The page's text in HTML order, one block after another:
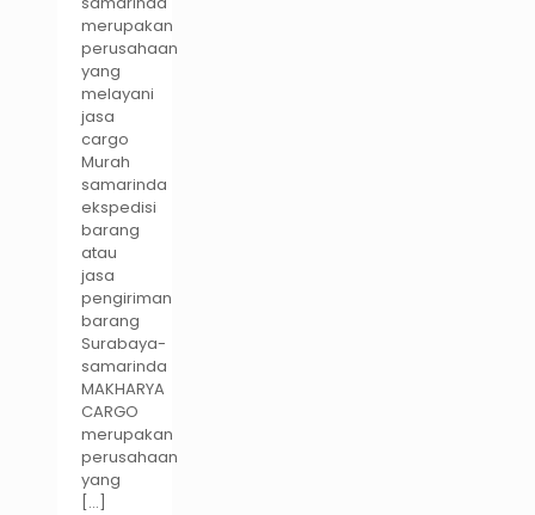
merupakan
perusahaan
yang
melayani
jasa
cargo
Murah
samarinda
ekspedisi
barang
atau
jasa
pengiriman
barang
Surabaya-
samarinda
MAKHARYA
CARGO
merupakan
perusahaan
yang
[…]